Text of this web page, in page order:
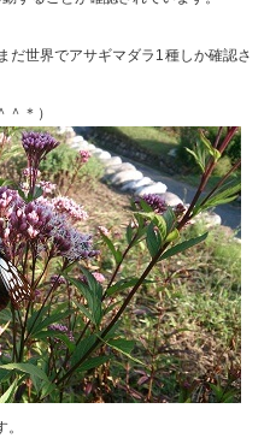
だ世界でアサギマダラ1種しか確認さ
＊）